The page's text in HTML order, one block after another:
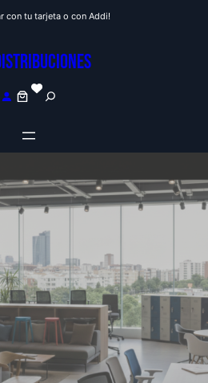
con tu tarjeta o con Addi!
S
e
h